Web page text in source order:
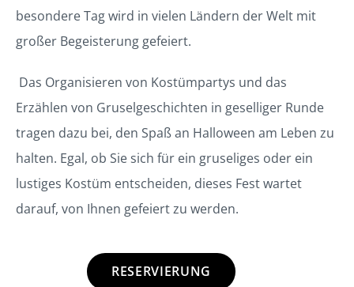
besondere Tag wird in vielen Ländern der Welt mit
großer Begeisterung gefeiert.
Das Organisieren von Kostümpartys und das
Erzählen von Gruselgeschichten in geselliger Runde
tragen dazu bei, den Spaß an Halloween am Leben zu
halten. Egal, ob Sie sich für ein gruseliges oder ein
lustiges Kostüm entscheiden, dieses Fest wartet
darauf, von Ihnen gefeiert zu werden.
RESERVIERUNG